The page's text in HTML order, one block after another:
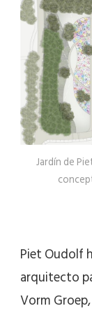
Jardín de
Piet Oudolf
arquitecto
Vorm Groep,